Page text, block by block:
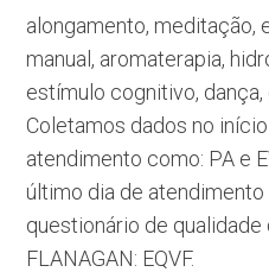
alongamento, meditação,
manual, aromaterapia,
estímulo cognitivo, dança,
Coletamos dados no
atendimento como: PA e
último dia de
questionário de qualidade
FLANAGAN: EQVF.